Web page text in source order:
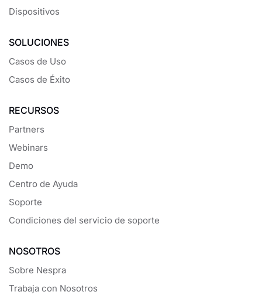
Dispositivos
SOLUCIONES
Casos de Uso
Casos de Éxito
RECURSOS
Partners
Webinars
Demo
Centro de Ayuda
Soporte
Condiciones del servicio de soporte
NOSOTROS
Sobre Nespra
Trabaja con Nosotros